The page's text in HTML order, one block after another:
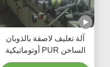
آلة تغليف لاصقة بالذوبان
الساخن PUR أوتوماتيكية
بالكامل للأقمشة بسرعة